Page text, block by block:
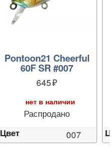
Pontoon21 Cheerful
60F SR #007
645
нет в наличии
Распродано
Цвет 007